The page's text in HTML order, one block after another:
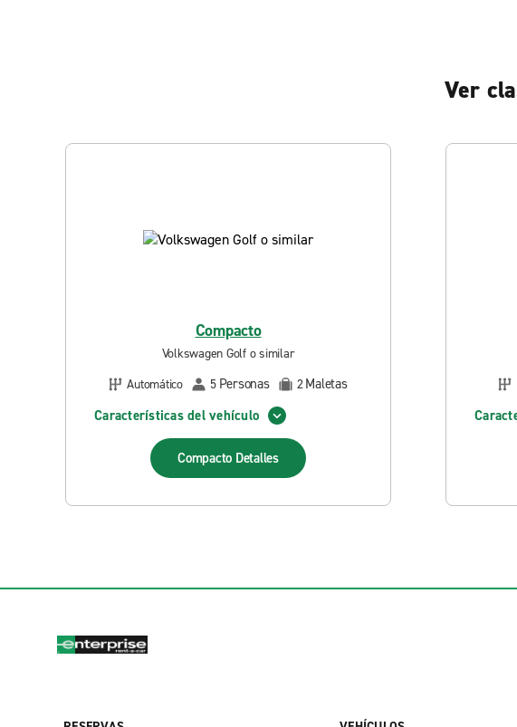
Ver
Compacto
Volkswagen Golf o similar
Automático
5 Personas 2Maletas
Características del vehículo
Compacto Detalles